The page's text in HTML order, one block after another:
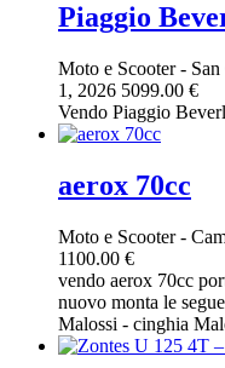
Piaggio
Moto e Scooter-
1, 2026 5099.00 €
Vendo Piaggio
aerox 70cc
Moto e Scooter-
1100.00 €
vendo aerox 70cc
nuovo monta le
Malossi - cinghia